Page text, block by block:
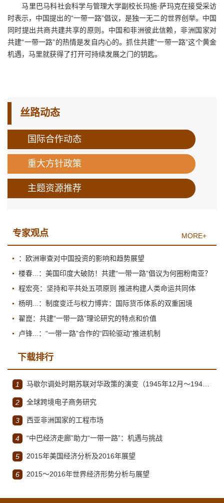
马里巴马科社会科学与管理大学副校长玛施·萨玛克在接受采访
时表示，中国提出的“一带一路”倡议，是独一无二的世界创举。中国
同时提出共商共建共享的原则。中国和非洲彼此信赖，非洲国家对
共建“一带一路”的热情是发自内心的。抓住共建“一带一路”这个黄金
机遇，马里就获得了打开可持续发展之门的钥匙。
丝路动态
国际合作动态
重大方针政策
主题资源推荐
专家观点 MORE+
：欧洲审查对中国投资的影响和趋势展望
楼春...：美国印度大破防！共建“一带一路”倡议为何圈粉南亚？
程宏亮：坚持和平共处五项原则 推进构建人类命运共同体
杨明...：制度变迁与权力博弈：国际货币体系的双重困境
翟崑：共建“一带一路”理论研究的特点和价值
卢锋...：“一带一路”合作的“四轮驱动”推进机制
下载排行
1 马歇尔调处时期苏联对华政策的演变（1945年12月～1947年1月）
2 全球跨境电子商务研究
3 西亚非洲国家的工程市场
4 “中巴经济走廊”助力“一带一路”：机遇与挑战
5 2015年美国经济分析及2016年展望
6 2015～2016年世界经济形势分析与展望